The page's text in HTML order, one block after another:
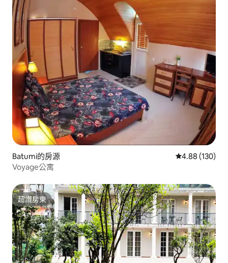
Batumi的房源 從 130 則評價
4.88 (130)
Voyage公寓
超讚房東
超讚房東